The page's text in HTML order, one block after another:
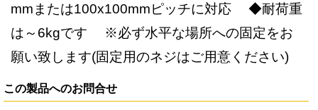
mmまたは100x100mmピッチに対応 ◆耐荷重
は～6kgです ※必ず水平な場所への固定をお
願い致します(固定用のネジはご用意ください)
この製品へのお問合せ